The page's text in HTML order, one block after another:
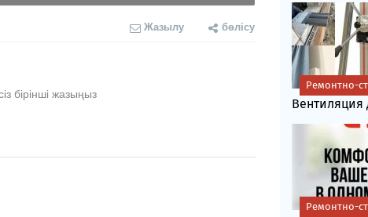
Жазылу бөлісу
бірінші жазыңыз
Вентиляция
Ремонтно-
Ремонтно-